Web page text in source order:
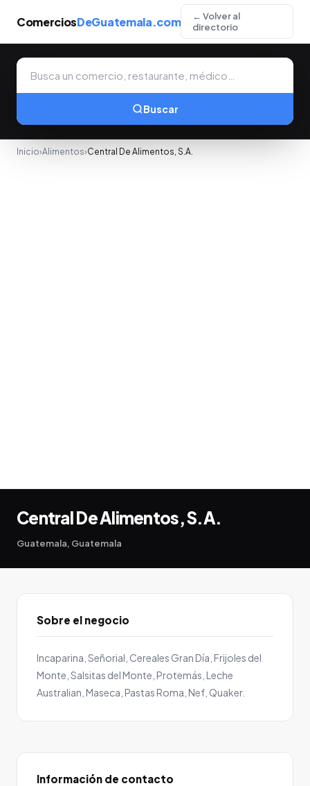
ComerciosDeGuatemala.com
← Volver al
directorio
Buscar
Inicio›Alimentos›Central De Alimentos, S.A.
Central De Alimentos, S.A.
Guatemala, Guatemala
Sobre el negocio
Incaparina, Señorial, Cereales Gran Día, Frijoles del
Monte, Salsitas del Monte, Protemás, Leche
Australian, Maseca, Pastas Roma, Nef, Quaker.
Información de contacto